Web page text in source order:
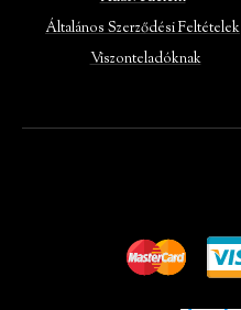
Általános Szerződési Feltételek
Viszonteladóknak